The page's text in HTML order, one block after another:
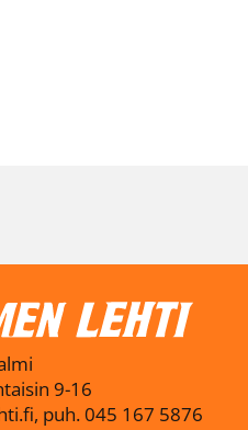
9-16
puh. 045 167 5876